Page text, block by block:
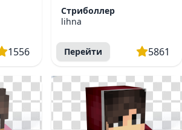
1556
Стриболлер
lihna
Перейти 5861